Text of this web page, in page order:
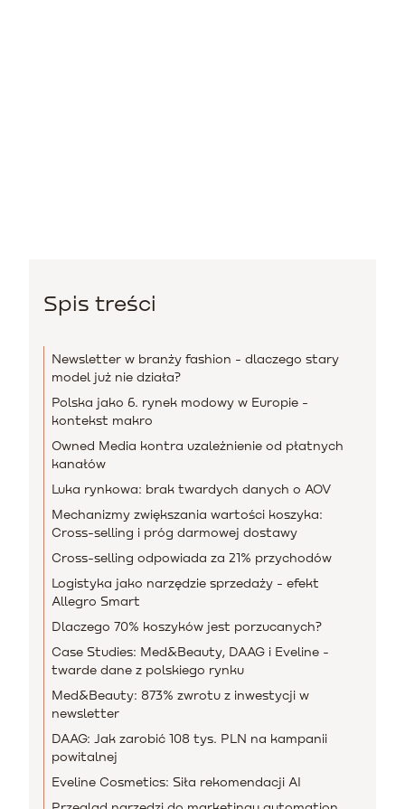
Spis treści
Newsletter w branży fashion - dlaczego stary
model już nie działa?
Polska jako 6. rynek modowy w Europie -
kontekst makro
Owned Media kontra uzależnienie od płatnych
kanałów
Luka rynkowa: brak twardych danych o AOV
Mechanizmy zwiększania wartości koszyka:
Cross-selling i próg darmowej dostawy
Cross-selling odpowiada za 21% przychodów
Logistyka jako narzędzie sprzedaży - efekt
Allegro Smart
Dlaczego 70% koszyków jest porzucanych?
Case Studies: Med&Beauty, DAAG i Eveline -
twarde dane z polskiego rynku
Med&Beauty: 873% zwrotu z inwestycji w
newsletter
DAAG: Jak zarobić 108 tys. PLN na kampanii
powitalnej
Eveline Cosmetics: Siła rekomendacji AI